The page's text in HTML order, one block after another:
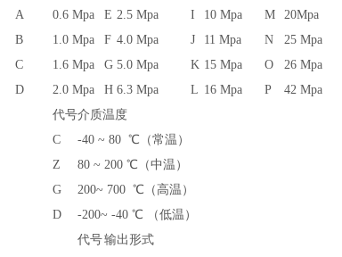
A
0.6 Mpa E 2.5 Mpa I 10 Mpa M
20Mpa
B
1.0 Mpa F 4.0 Mpa J 11 Mpa N
25 Mpa
C
1.6 Mpa G 5.0 Mpa K 15 Mpa O
26 Mpa
D
2.0 Mpa H 6.3 Mpa L 16 Mpa P
42 Mpa
代号介质温度
C
-40 ~ 80 ℃（常温）
Z
80 ~ 200 ℃（中温）
G
200~ 700 ℃（高温）
D
-200~ -40 ℃ （低温）
代号输出形式